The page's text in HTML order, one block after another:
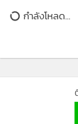
ข่าวในหม
1
ตอนตี 4 ไ
ความ